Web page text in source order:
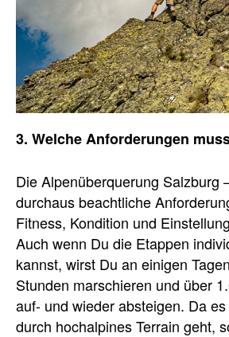
3. Welche Anforderungen
Die Alpenüberquerung Salzburg
durchaus beachtliche
Fitness, Kondition und
Auch wenn Du die Etappen
kannst, wirst Du an einigen
Stunden marschieren und über
auf- und wieder absteigen. Da
durch hochalpines Terrain geht,